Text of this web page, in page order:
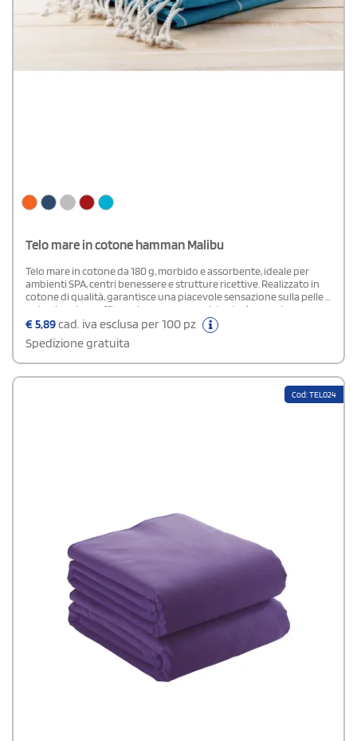
Telo mare in cotone hamman Malibu
Telo mare in cotone da 180 g, morbido e assorbente, ideale per
ambienti SPA, centri benessere e strutture ricettive. Realizzato in
cotone di qualità, garantisce una piacevole sensazione sulla pelle e
un’asciugatura efficace. Leggero ma resistente, è pensato per un
utilizzo frequente, mantenendo comfort ed eleganza.
€5,89cad. iva esclusa per 100 pz
Spedizione gratuita
Cod: TEL024